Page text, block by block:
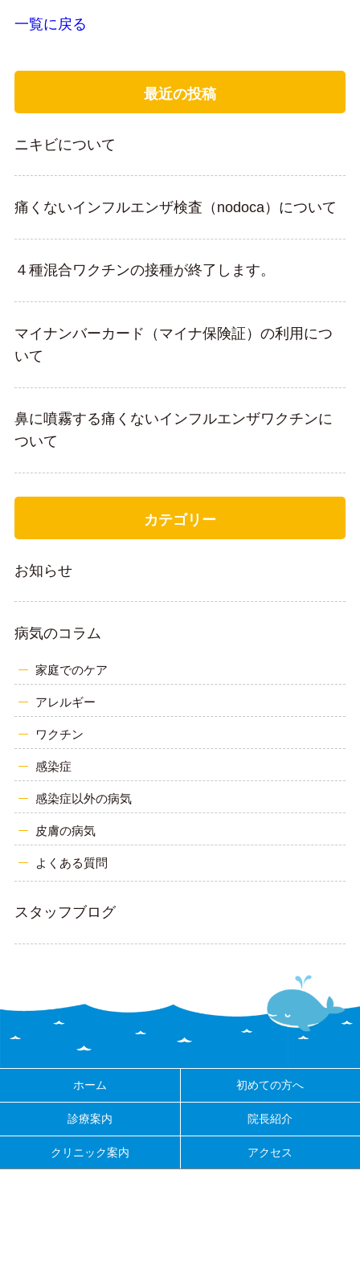
一覧に戻る
最近の投稿
ニキビについて
痛くないインフルエンザ検査（nodoca）について
４種混合ワクチンの接種が終了します。
マイナンバーカード（マイナ保険証）の利用につ
いて
鼻に噴霧する痛くないインフルエンザワクチンに
ついて
カテゴリー
お知らせ
病気のコラム
家庭でのケア
アレルギー
ワクチン
感染症
感染症以外の病気
皮膚の病気
よくある質問
スタッフブログ
ホーム 初めての方へ
診療案内 院長紹介
クリニック案内 アクセス